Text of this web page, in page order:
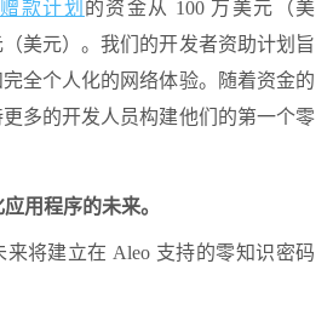
款计划 的资金从 100 万美元（美
美元）。我们的开发者资助计划旨
全个人化的网络体验。随着资金的
多的开发人员构建他们的第一个零
用程序的未来。
将建立在 Aleo 支持的零知识密码